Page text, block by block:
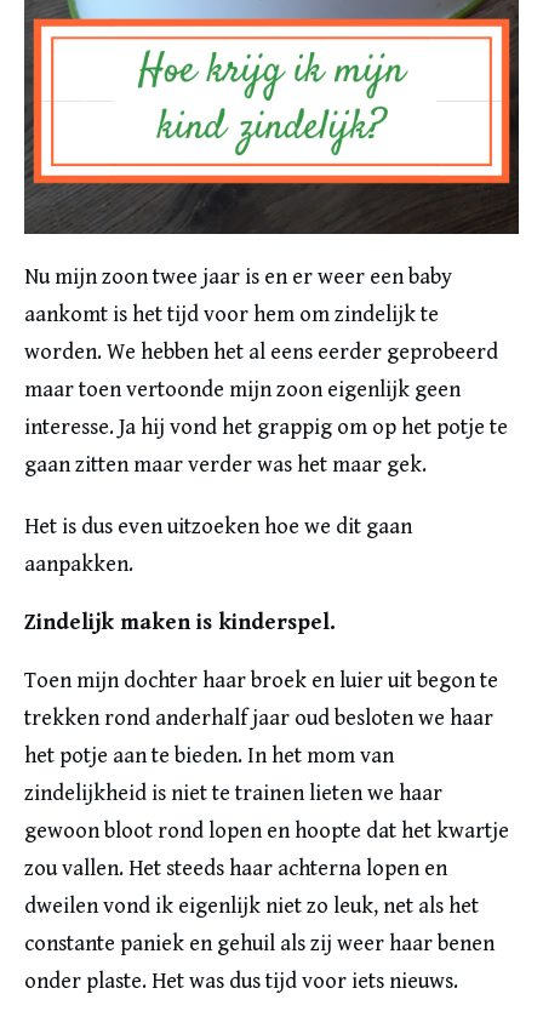
Nu mijn zoon twee jaar is en er weer een baby
aankomt is het tijd voor hem om zindelijk te
worden. We hebben het al eens eerder geprobeerd
maar toen vertoonde mijn zoon eigenlijk geen
interesse. Ja hij vond het grappig om op het potje te
gaan zitten maar verder was het maar gek.
Het is dus even uitzoeken hoe we dit gaan
aanpakken.
Zindelijk maken is kinderspel.
Toen mijn dochter haar broek en luier uit begon te
trekken rond anderhalf jaar oud besloten we haar
het potje aan te bieden. In het mom van
zindelijkheid is niet te trainen lieten we haar
gewoon bloot rond lopen en hoopte dat het kwartje
zou vallen. Het steeds haar achterna lopen en
dweilen vond ik eigenlijk niet zo leuk, net als het
constante paniek en gehuil als zij weer haar benen
onder plaste. Het was dus tijd voor iets nieuws.